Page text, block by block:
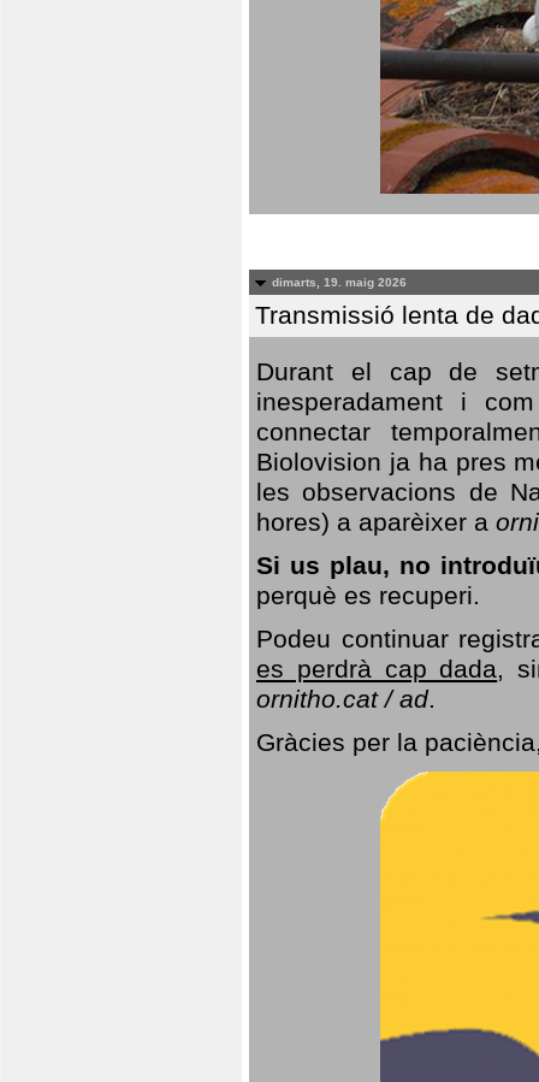
dimarts, 19. maig 2026
Transmissió lenta de
Durant el cap de
inesperadament i
connectar
Biolovision ja ha pres
les observacions de
hores) a aparèixer a
Si us plau, no
perquè es recuperi.
Podeu continuar
es perdrà cap dada,
ornitho.cat / ad.
Gràcies per la